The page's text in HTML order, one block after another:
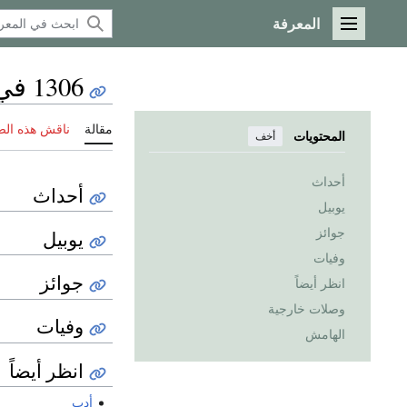
القائمة الرئيسية
المعرفة
المحتويات أخف
أحداث
يوبيل
جوائز
وفيات
انظر أيضاً
وصلات خارجية
الهامش
1306 في الأدب
مقالة ناقش هذه
أحداث
يوبيل
جوائز
وفيات
انظر أيضاً
أدب